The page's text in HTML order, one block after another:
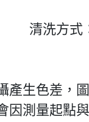
清洗方式
產生色差，
因測量起點